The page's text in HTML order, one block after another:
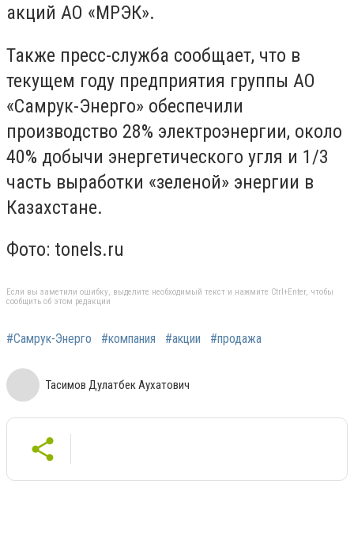
акций АО «МРЭК».
Также пресс-служба сообщает, что в
текущем году предприятия группы АО
«Самрук-Энерго» обеспечили
производство 28% электроэнергии, около
40% добычи энергетического угля и 1/3
часть выработки «зеленой» энергии в
Казахстане.
Фото: tonels.ru
Если вы заметили ошибку, выделите необходимый текст и нажмите Ctrl+Enter, чтобы
сообщить об этом редакции
#Самрук-Энерго #компания #акции #продажа
Тасимов Дулатбек Аухатович